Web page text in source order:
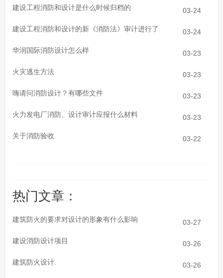
建设工程消防和设计是什么时候归档的 03-24
建设工程消防和设计的新《消防法》审计进行了 03-24
华润国际消防设计怎么样 03-23
火灾逃生方法 03-23
嗨请问消防设计？有哪些文件 03-23
火力发电厂消防、设计审计应报什么材料 03-23
关于消防验收 03-22
热门文章：
建筑防火的要求对设计的形象有什么影响 03-27
建设消防设计项目 03-26
建筑防火设计. 03-26